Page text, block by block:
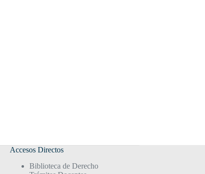
Accesos Directos
Biblioteca de Derecho